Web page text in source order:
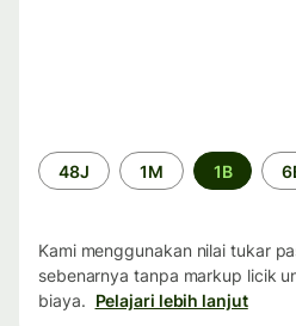
Periode
waktu
48J 1M 1B
Kami menggunakan nilai tukar
sebenarnya tanpa markup licik
biaya. Pelajari lebih lanjut